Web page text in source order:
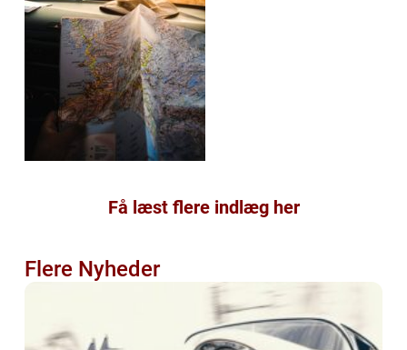
Få læst flere indlæg her
Flere Nyheder